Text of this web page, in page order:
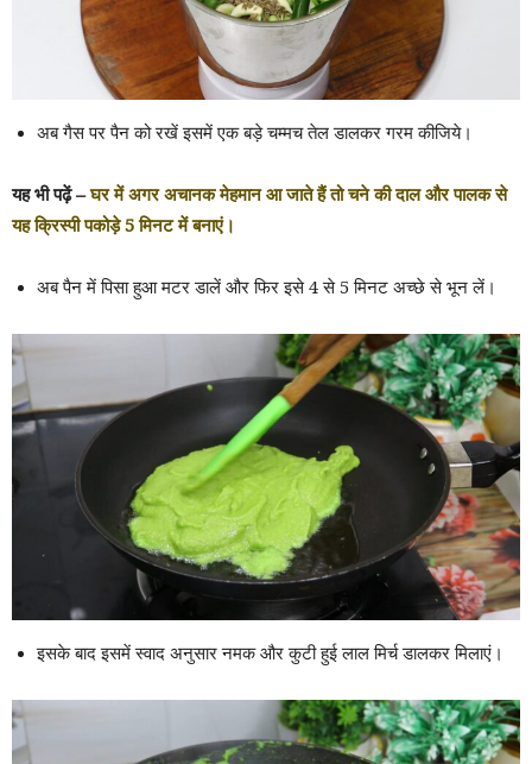
अब गैस पर पैन को रखें इसमें एक बड़े चम्मच तेल डालकर गरम कीजिये।
यह भी पढ़ें – घर में अगर अचानक मेहमान आ जाते हैं तो चने की दाल और पालक से
यह क्रिस्पी पकोड़े 5 मिनट में बनाएं।
अब पैन में पिसा हुआ मटर डालें और फिर इसे 4 से 5 मिनट अच्छे से भून लें।
इसके बाद इसमें स्वाद अनुसार नमक और कुटी हुई लाल मिर्च डालकर मिलाएं।